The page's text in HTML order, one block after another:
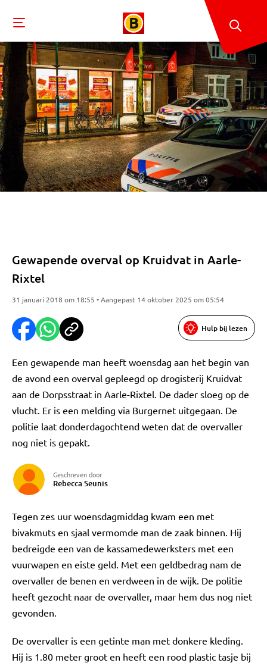
Gewapende overval op Kruidvat in Aarle-
Rixtel
31 januari 2018 om 18:55 • Aangepast 14 oktober 2025 om 05:54
Hulp bij lezen
Een gewapende man heeft woensdag aan het begin van
de avond een overval gepleegd op drogisterij Kruidvat
aan de Dorpsstraat in Aarle-Rixtel. De dader sloeg op de
vlucht. Er is een melding via Burgernet uitgegaan. De
politie laat donderdagochtend weten dat de overvaller
nog niet is gepakt.
Geschreven door
Rebecca Seunis
Tegen zes uur woensdagmiddag kwam een met
bivakmuts en sjaal vermomde man de zaak binnen. Hij
bedreigde een van de kassamedewerksters met een
vuurwapen en eiste geld. Met een geldbedrag nam de
overvaller de benen en verdween in de wijk. De politie
heeft gezocht naar de overvaller, maar hem dus nog niet
gevonden.
De overvaller is een getinte man met donkere kleding.
Hij is 1.80 meter groot en heeft een rood plastic tasje bij